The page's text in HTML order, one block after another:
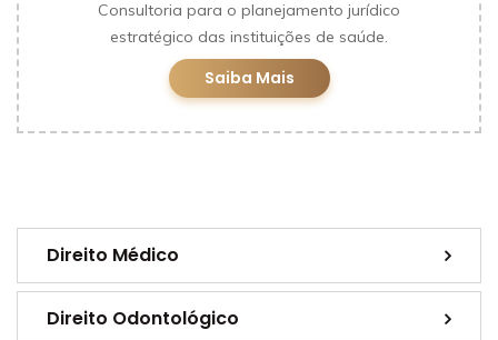
Consultoria para o planejamento jurídico
estratégico das instituições de saúde.
Saiba Mais
Direito Médico
Direito Odontológico